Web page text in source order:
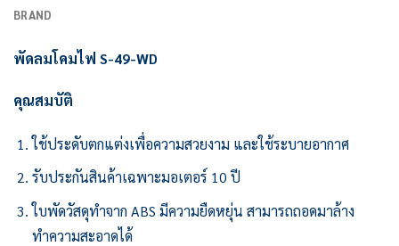
BRAND
พัดลมโคมไฟ S-49-WD
คุณสมบัติ
ใช้ประดับตกแต่งเพื่อความสวยงาม และใช้ระบายอากาศ
รับประกันสินค้าเฉพาะมอเตอร์ 10 ปี
ใบพัดวัสดุทำจาก ABS มีความยืดหยุ่น สามารถถอดมาล้าง
ทำความสะอาดได้